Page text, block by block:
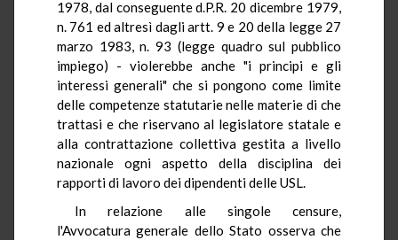
1978, dal conseguente d.P.R. 20 dicembre 1979,
n. 761 ed altresì dagli artt. 9 e 20 della legge 27
marzo 1983, n. 93 (legge quadro sul pubblico
impiego) - violerebbe anche "i principi e gli
interessi generali" che si pongono come limite
delle competenze statutarie nelle materie di che
trattasi e che riservano al legislatore statale e
alla contrattazione collettiva gestita a livello
nazionale ogni aspetto della disciplina dei
rapporti di lavoro dei dipendenti delle USL.
In relazione alle singole censure,
l'Avvocatura generale dello Stato osserva che